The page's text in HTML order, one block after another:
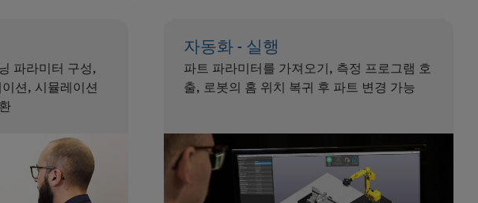
파라미터 구성,
션, 시뮬레이션
자동화 - 실행
파트 파라미터를 가져오기, 측정 프로그램 호
출, 로봇의 홈 위치 복귀 후 파트 변경 가능